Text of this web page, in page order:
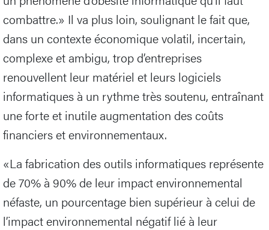
combattre.» Il va plus loin, soulignant le fait que,
dans un contexte économique volatil, incertain,
complexe et ambigu, trop d’entreprises
renouvellent leur matériel et leurs logiciels
informatiques à un rythme très soutenu, entraînant
une forte et inutile augmentation des coûts
financiers et environnementaux.
«La fabrication des outils informatiques représente
de 70% à 90% de leur impact environnemental
néfaste, un pourcentage bien supérieur à celui de
l’impact environnemental négatif lié à leur